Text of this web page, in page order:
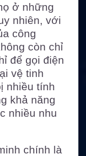
ở những
nhiên, với
công
còn chỉ
để gọi điện
vệ tinh
nhiều tính
khả năng
nhiều nhu
chính là